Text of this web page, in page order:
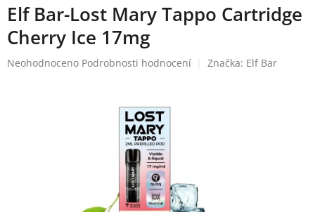
Elf Bar-Lost Mary Tappo Cartridge
Cherry Ice 17mg
Průměrné
Neohodnoceno Podrobnosti hodnocení Značka: Elf Bar